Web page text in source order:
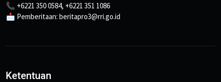
📞 +6221 350 0584, +6221 351 1086
📩 Pemberitaan: beritapro3@rri.go.id
Ketentuan